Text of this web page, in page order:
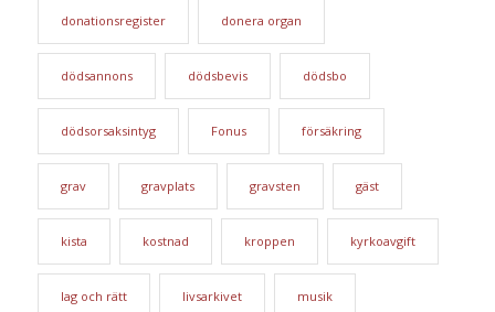
donationsregister donera organ
dödsannons dödsbevis dödsbo
dödsorsaksintyg Fonus försäkring
grav gravplats gravsten gäst
kista kostnad kroppen kyrkoavgift
lag och rätt livsarkivet musik